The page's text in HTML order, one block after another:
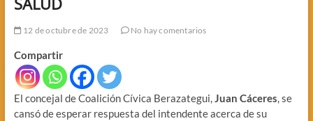
12 de octubre de 2023 No hay comentarios
Compartir
El concejal de Coalición Cívica Berazategui,Juan Cáceres, se
cansó de esperar respuesta del intendente acerca de su